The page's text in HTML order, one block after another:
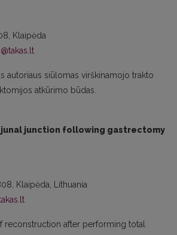
Klaipėda
autoriaus siūlomas virškinamojo trakto
atkūrimo būdas.
junction following gastrectomy
Klaipėda, Lithuania
reconstruction after performing total